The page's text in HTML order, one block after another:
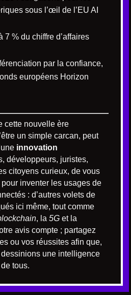
sous l’œil de l’EU AI
7 % du chiffre d’affaires
par la confiance,
européens Horizon
cette nouvelle ère
un simple carcan, peut
innovation
développeurs, juristes,
citoyens curieux, de vous
inventer les usages de
: d’autres volets de
ici même, tout comme
, la 5G et la
avis compte ; partagez
ou vos réussites afin que,
une intelligence
tous.